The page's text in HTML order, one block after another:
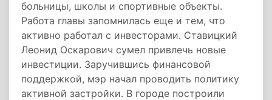
больницы, школы и спортивные объекты.
Работа главы запомнилась еще и тем, что
активно работал с инвесторами. Ставицкий
Леонид Оскарович сумел привлечь новые
инвестиции. Заручившись финансовой
поддержкой, мэр начал проводить политику
активной застройки. В городе построили